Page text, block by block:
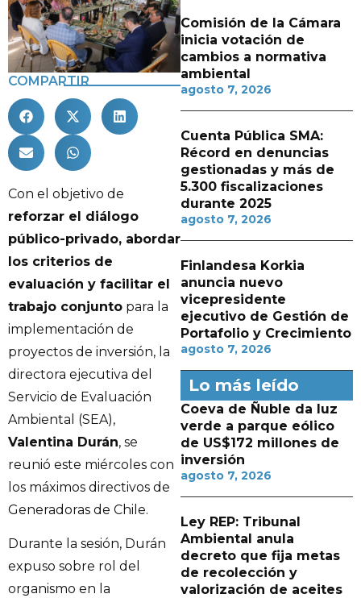
COMPARTIR
Con el objetivo de
reforzar el diálogo
público-privado, abordar
los criterios de
evaluación y facilitar el
trabajo conjunto para la
implementación de
proyectos de inversión, la
directora ejecutiva del
Servicio de Evaluación
Ambiental (SEA),
Valentina Durán, se
reunió este miércoles con
los máximos directivos de
Generadoras de Chile.
Durante la sesión, Durán
expuso sobre rol del
organismo en la
Comisión de la Cámara
inicia votación de
cambios a normativa
ambiental
agosto 7, 2026
Cuenta Pública SMA:
Récord en denuncias
gestionadas y más de
5.300 fiscalizaciones
durante 2025
agosto 7, 2026
Finlandesa Korkia
anuncia nuevo
vicepresidente
ejecutivo de Gestión de
Portafolio y Crecimiento
agosto 7, 2026
Lo más leído
Coeva de Ñuble da luz
verde a parque eólico
de US$172 millones de
inversión
agosto 7, 2026
Ley REP: Tribunal
Ambiental anula
decreto que fija metas
de recolección y
valorización de aceites